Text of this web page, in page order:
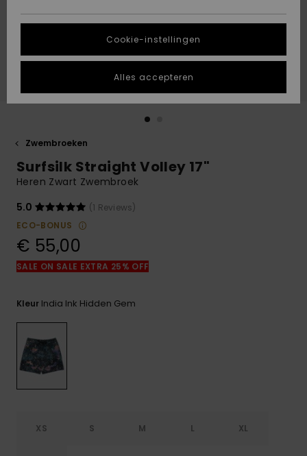
Highlights
Highlights
gesprek om het
snelste
vraag te
krijgen.
Gesprek
antwoorden op
de meest
vragen en ons
contactformulier.
DUURZAAMHEID
STORE LOCATOR
VERLANGLIJST
Zwembroeken
Surfsilk Straight Volley 17"
Heren Zwart Zwembroek
5.0
(1 Reviews)
ECO-BONUS
€ 55,00
SALE ON SALE EXTRA 25% OFF
Kleur India Ink Hidden Gem
XS S M L XL
Cookie-instellingen
Alles accepteren